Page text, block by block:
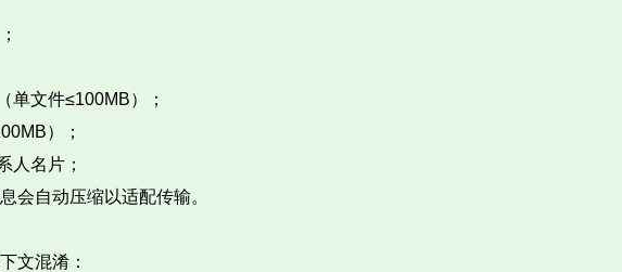
单文件≤100MB）；​
）；​
人名片；​
会自动压缩以适配传输。​
文混淆：​